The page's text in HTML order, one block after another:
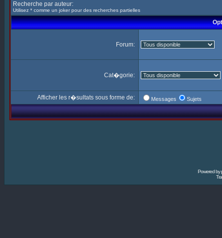
Recherche par auteur:
Utilisez * comme un joker pour des recherches partielles
Forum:
Cat�gorie:
Afficher les r�sultats sous forme de: Messages Sujets
Powered by